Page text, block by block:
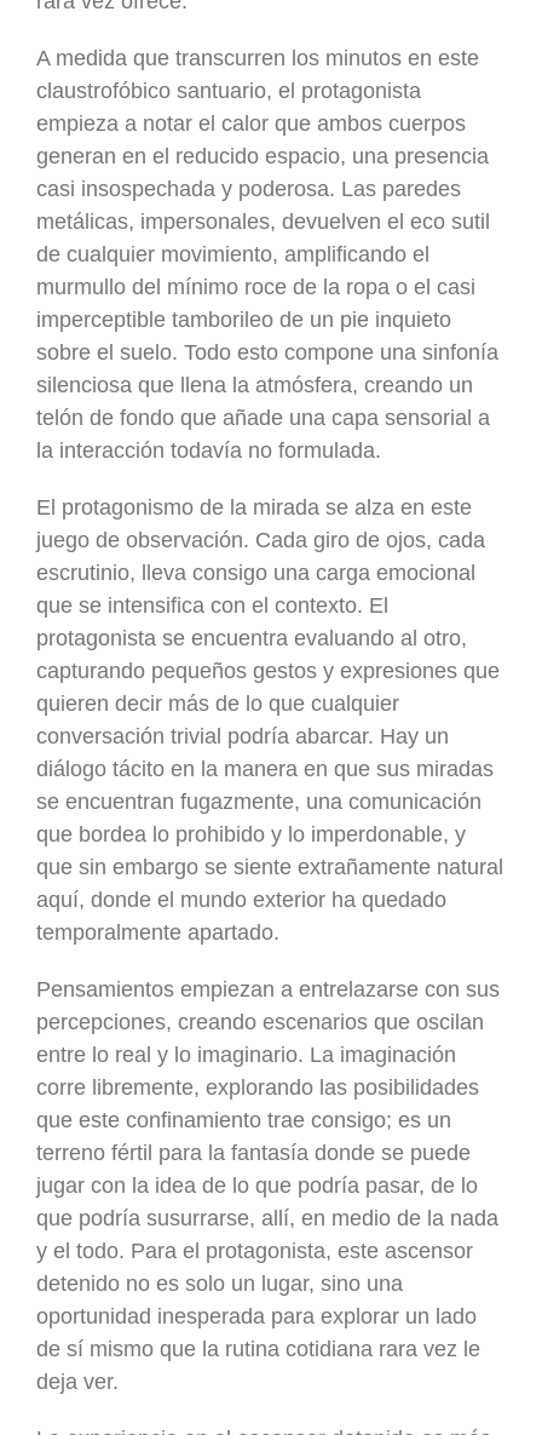
A medida que transcurren los minutos en este
claustrofóbico santuario, el protagonista
empieza a notar el calor que ambos cuerpos
generan en el reducido espacio, una presencia
casi insospechada y poderosa. Las paredes
metálicas, impersonales, devuelven el eco sutil
de cualquier movimiento, amplificando el
murmullo del mínimo roce de la ropa o el casi
imperceptible tamborileo de un pie inquieto
sobre el suelo. Todo esto compone una sinfonía
silenciosa que llena la atmósfera, creando un
telón de fondo que añade una capa sensorial a
la interacción todavía no formulada.
El protagonismo de la mirada se alza en este
juego de observación. Cada giro de ojos, cada
escrutinio, lleva consigo una carga emocional
que se intensifica con el contexto. El
protagonista se encuentra evaluando al otro,
capturando pequeños gestos y expresiones que
quieren decir más de lo que cualquier
conversación trivial podría abarcar. Hay un
diálogo tácito en la manera en que sus miradas
se encuentran fugazmente, una comunicación
que bordea lo prohibido y lo imperdonable, y
que sin embargo se siente extrañamente natural
aquí, donde el mundo exterior ha quedado
temporalmente apartado.
Pensamientos empiezan a entrelazarse con sus
percepciones, creando escenarios que oscilan
entre lo real y lo imaginario. La imaginación
corre libremente, explorando las posibilidades
que este confinamiento trae consigo; es un
terreno fértil para la fantasía donde se puede
jugar con la idea de lo que podría pasar, de lo
que podría susurrarse, allí, en medio de la nada
y el todo. Para el protagonista, este ascensor
detenido no es solo un lugar, sino una
oportunidad inesperada para explorar un lado
de sí mismo que la rutina cotidiana rara vez le
deja ver.